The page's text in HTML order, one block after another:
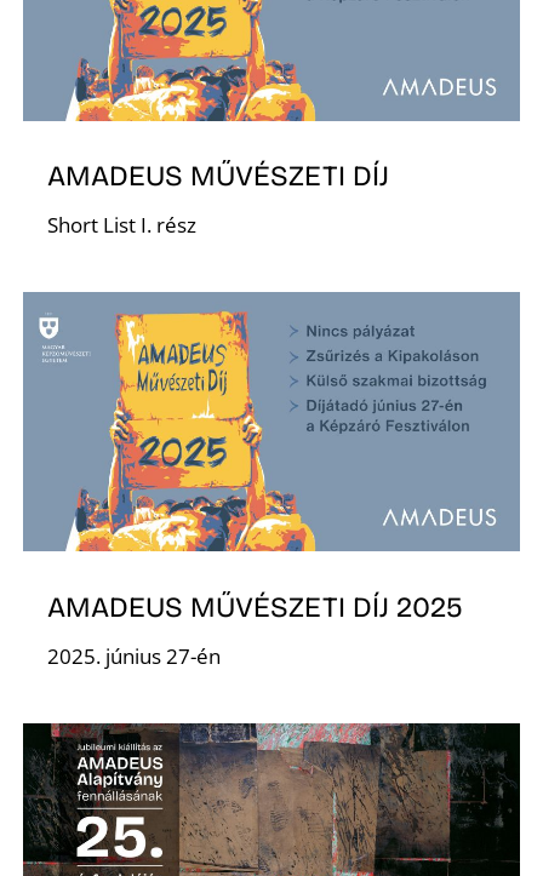
AMADEUS MŰVÉSZETI DÍJ
Short List I. rész
AMADEUS MŰVÉSZETI DÍJ 2025
2025. június 27-én